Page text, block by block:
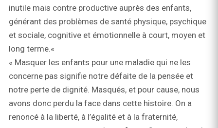
inutile mais contre productive auprès des enfants,
générant des problèmes de santé physique, psychique
et sociale, cognitive et émotionnelle à court, moyen et
long terme.«
« Masquer les enfants pour une maladie qui ne les
concerne pas signifie notre défaite de la pensée et
notre perte de dignité. Masqués, et pour cause, nous
avons donc perdu la face dans cette histoire. On a
renoncé à la liberté, à l’égalité et à la fraternité,